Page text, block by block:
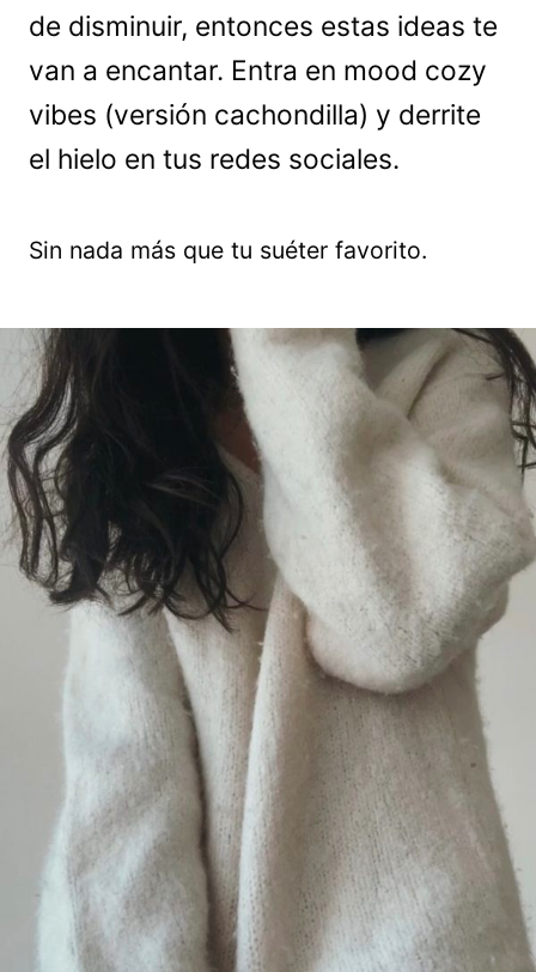
de disminuir, entonces estas ideas te
van a encantar. Entra en mood cozy
vibes (versión cachondilla) y derrite
el hielo en tus redes sociales.
Sin nada más que tu suéter favorito.